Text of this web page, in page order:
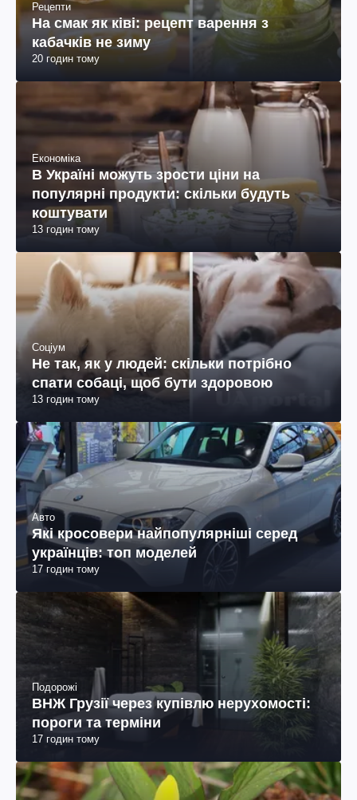
Рецепти
На смак як ківі: рецепт варення з
кабачків не зиму
20 годин тому
Економіка
В Україні можуть зрости ціни на
популярні продукти: скільки будуть
коштувати
13 годин тому
Соціум
Не так, як у людей: скільки потрібно
спати собаці, щоб бути здоровою
13 годин тому
Авто
Які кросовери найпопулярніші серед
українців: топ моделей
17 годин тому
Подорожі
ВНЖ Грузії через купівлю нерухомості:
пороги та терміни
17 годин тому